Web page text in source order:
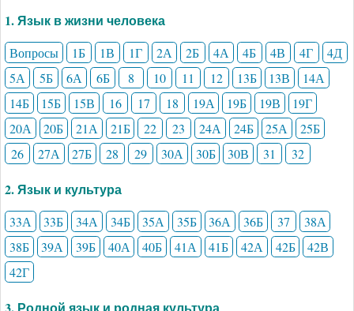
1. Язык в жизни человека
Вопросы 1Б 1В 1Г 2А 2Б 4А 4Б 4В 4Г
4Д
5А
5Б 6А 6Б 8 10 11 12 13Б 13В
14А
14Б
15Б 15В 16 17 18 19А 19Б 19В
19Г
20А
20Б 21А 21Б 22 23 24А 24Б 25А
25Б
26
27А 27Б 28 29 30А 30Б 30В 31 32
2. Язык и культура
33А 33Б 34А 34Б 35А 35Б 36А 36Б 37
38А
38Б
39А 39Б 40А 40Б 41А 41Б 42А 42Б
42В
42Г
3. Родной язык и родная культура